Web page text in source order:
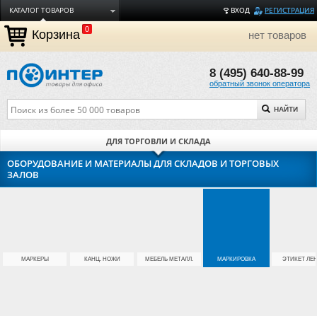
ВХОД РЕГИСТРАЦИЯ
КАТАЛОГ ТОВАРОВ
ДОСТАВКА
ОПЛАТА
ТОРГОВЫЕ МАРКИ
О КОМПАНИИ
ЗАДАТЬ ВОПРОС
Корзина 0 нет товаров
8 (495) 640-88-99
обратный звонок оператора
НАЙТИ
ДЛЯ ТОРГОВЛИ И СКЛАДА
ОБОРУДОВАНИЕ И МАТЕРИАЛЫ ДЛЯ СКЛАДОВ И ТОРГОВЫХ
ЗАЛОВ
МАРКЕРЫ КАНЦ. НОЖИ МЕБЕЛЬ МЕТАЛЛ. МАРКИРОВКА ЭТИКЕТ